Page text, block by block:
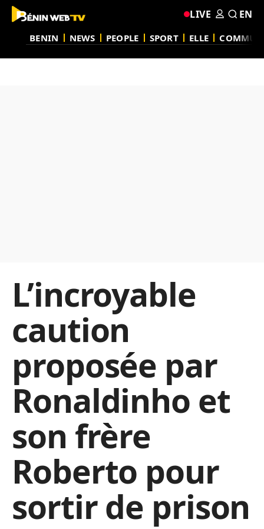
BENIN NEWS PEOPLE SPORT ELLE
LIVE EN
L’incroyable
caution
proposée par
Ronaldinho et
son frère
Roberto pour
sortir de prison